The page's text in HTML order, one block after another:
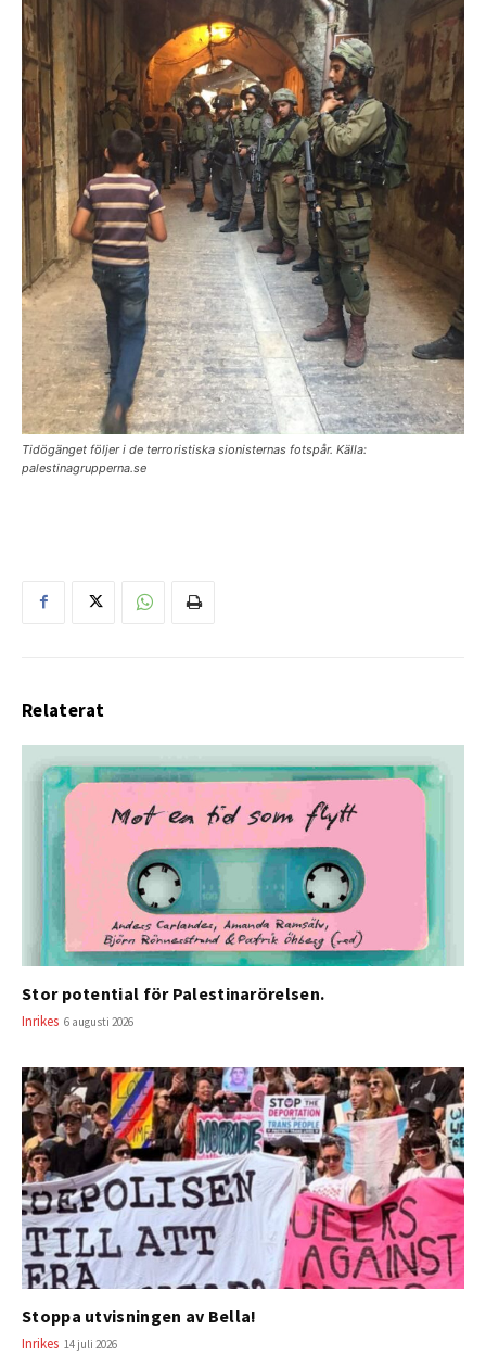
Tidögänget följer i de terroristiska sionisternas fotspår. Källa:
palestinagrupperna.se
Relaterat
Stor potential för Palestinarörelsen.
Inrikes 6 augusti 2026
Stoppa utvisningen av Bella!
Inrikes 14 juli 2026